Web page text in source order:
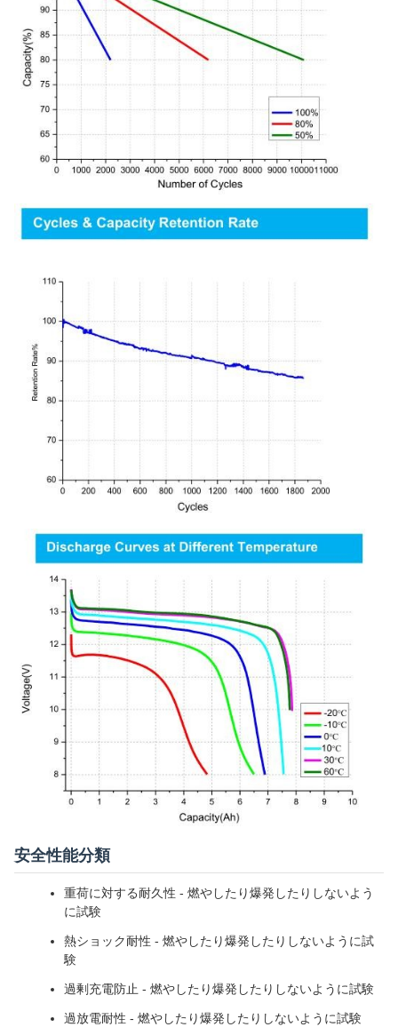
安全性能分類
重荷に対する耐久性 - 燃やしたり爆発したりしないよう
に試験
熱ショック耐性 - 燃やしたり爆発したりしないように試
験
過剰充電防止 - 燃やしたり爆発したりしないように試験
過放電耐性 - 燃やしたり爆発したりしないように試験